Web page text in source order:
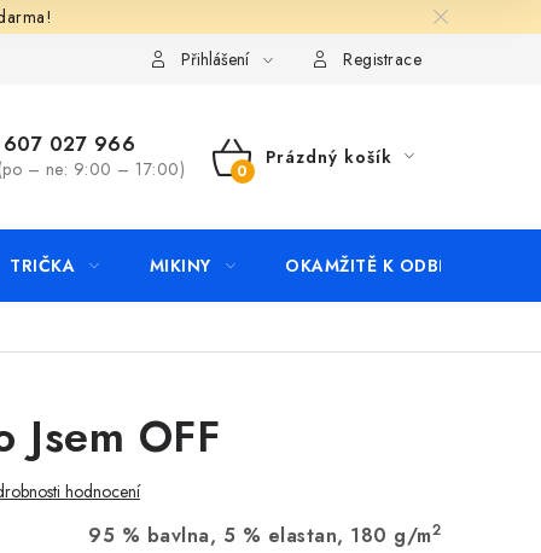
KontaktyPřihlášení Registrace
607 027 966
(po – ne: 9:00 – 17:00)
NÁKUPNÍ
Prázdný košík
TRIČKA MIKINY OKAMŽITĚ K ODBĚRU
Jsem OFF
hodnocení
95 % bavlna, 5 % elastan, 180 g/m2